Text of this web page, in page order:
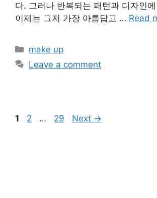
다. 그러나 반복되는 패턴과 디자인
이제는 그저 가장 아름답고 … Read
Categories
make up
Leave a comment
Page
1 Page
2 … Page
29 Next →